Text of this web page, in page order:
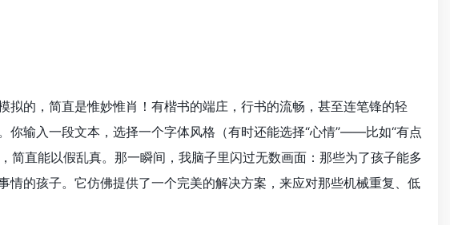
的，简直是惟妙惟肖！有楷书的端庄，行书的流畅，甚至连笔锋的轻
你输入一段文本，选择一个字体风格（有时还能选择“心情”——比如“有点
简直能以假乱真。那一瞬间，我脑子里闪过无数画面：那些为了孩子能多
情的孩子。它仿佛提供了一个完美的解决方案，来应对那些机械重复、低